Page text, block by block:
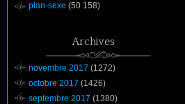
plan-sexe (50 158)
Archives
novembre 2017 (1272)
octobre 2017 (1426)
septembre 2017 (1380)